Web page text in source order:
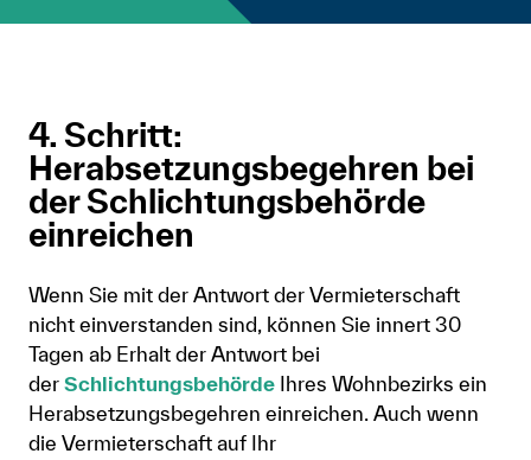
4. Schritt:
Herabsetzungsbegehren bei
der Schlichtungsbehörde
einreichen
Wenn Sie mit der Antwort der Vermieterschaft
nicht einverstanden sind, können Sie innert 30
Tagen ab Erhalt der Antwort bei
der Schlichtungsbehörde Ihres Wohnbezirks ein
Herabsetzungsbegehren einreichen. Auch wenn
die Vermieterschaft auf Ihr